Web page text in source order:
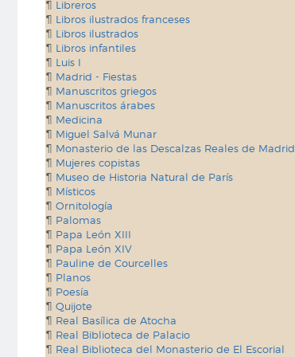
Libreros
Libros ilustrados franceses
Libros ilustrados
Libros infantiles
Luis I
Madrid - Fiestas
Manuscritos griegos
Manuscritos árabes
Medicina
Miguel Salvá Munar
Monasterio de las Descalzas Reales de Madrid
Mujeres copistas
Museo de Historia Natural de París
Místicos
Ornitología
Palomas
Papa León XIII
Papa León XIV
Pauline de Courcelles
Planos
Poesía
Quijote
Real Basílica de Atocha
Real Biblioteca de Palacio
Real Biblioteca del Monasterio de El Escorial